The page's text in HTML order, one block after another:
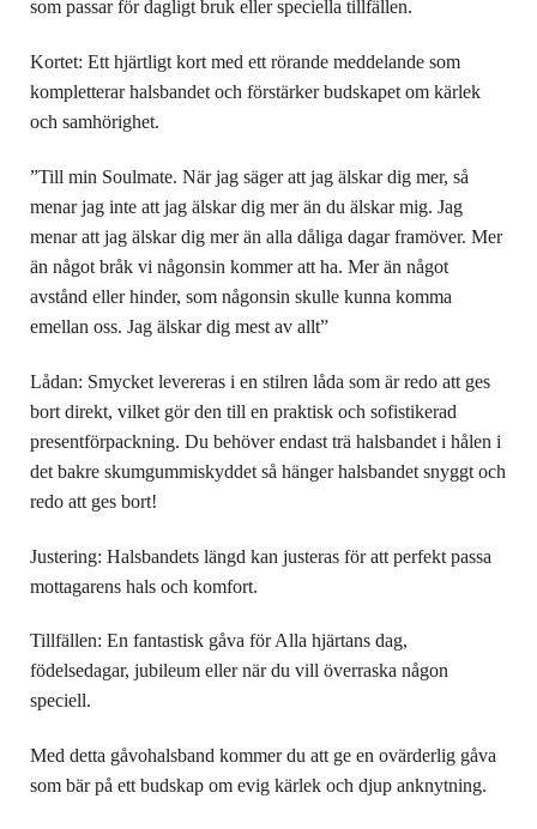
som passar för dagligt bruk eller speciella tillfällen.
Kortet: Ett hjärtligt kort med ett rörande meddelande som
kompletterar halsbandet och förstärker budskapet om kärlek
och samhörighet.
”Till min Soulmate. När jag säger att jag älskar dig mer, så
menar jag inte att jag älskar dig mer än du älskar mig. Jag
menar att jag älskar dig mer än alla dåliga dagar framöver. Mer
än något bråk vi någonsin kommer att ha. Mer än något
avstånd eller hinder, som någonsin skulle kunna komma
emellan oss. Jag älskar dig mest av allt”
Lådan: Smycket levereras i en stilren låda som är redo att ges
bort direkt, vilket gör den till en praktisk och sofistikerad
presentförpackning. Du behöver endast trä halsbandet i hålen i
det bakre skumgummiskyddet så hänger halsbandet snyggt och
redo att ges bort!
Justering: Halsbandets längd kan justeras för att perfekt passa
mottagarens hals och komfort.
Tillfällen: En fantastisk gåva för Alla hjärtans dag,
födelsedagar, jubileum eller när du vill överraska någon
speciell.
Med detta gåvohalsband kommer du att ge en ovärderlig gåva
som bär på ett budskap om evig kärlek och djup anknytning.